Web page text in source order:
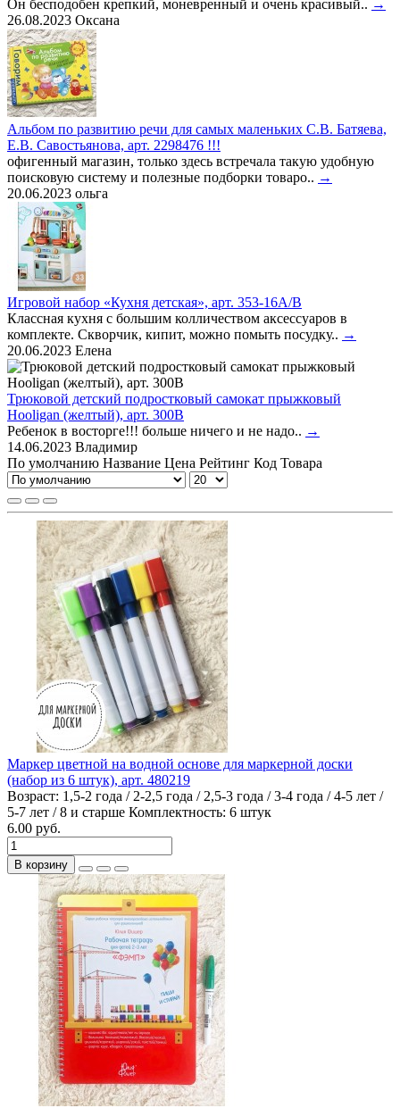
Он бесподобен крепкий, моневренный и очень красивый.. →
26.08.2023 Оксана
Альбом по развитию речи для самых маленьких С.В. Батяева,
Е.В. Савостьянова, арт. 2298476 !!!
офигенный магазин, только здесь встречала такую удобную
поисковую систему и полезные подборки товаро.. →
20.06.2023 ольга
Игровой набор «Кухня детская», арт. 353-16A/B
Классная кухня с большим колличеством аксессуаров в
комплекте. Скворчик, кипит, можно помыть посудку.. →
20.06.2023 Елена
Трюковой детский подростковый самокат прыжковый
Hooligan (желтый), арт. 300B
Ребенок в восторге!!! больше ничего и не надо.. →
14.06.2023 Владимир
По умолчанию Название Цена Рейтинг Код Товара
Маркер цветной на водной основе для маркерной доски
(набор из 6 штук), арт. 480219
Возраст: 1,5-2 года / 2-2,5 года / 2,5-3 года / 3-4 года / 4-5 лет /
5-7 лет / 8 и старше Комплектность: 6 штук
6.00 руб.
В корзину